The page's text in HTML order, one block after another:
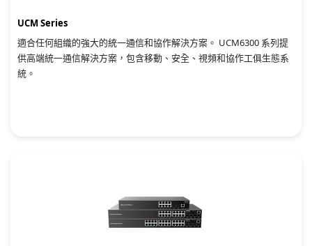
UCM Series
適合任何組織的強大的統一通信和協作解決方案。 UCM6300 系列提
供高端統一通信解決方案，包含移動、安全、視頻和協作工俱生態系
統。